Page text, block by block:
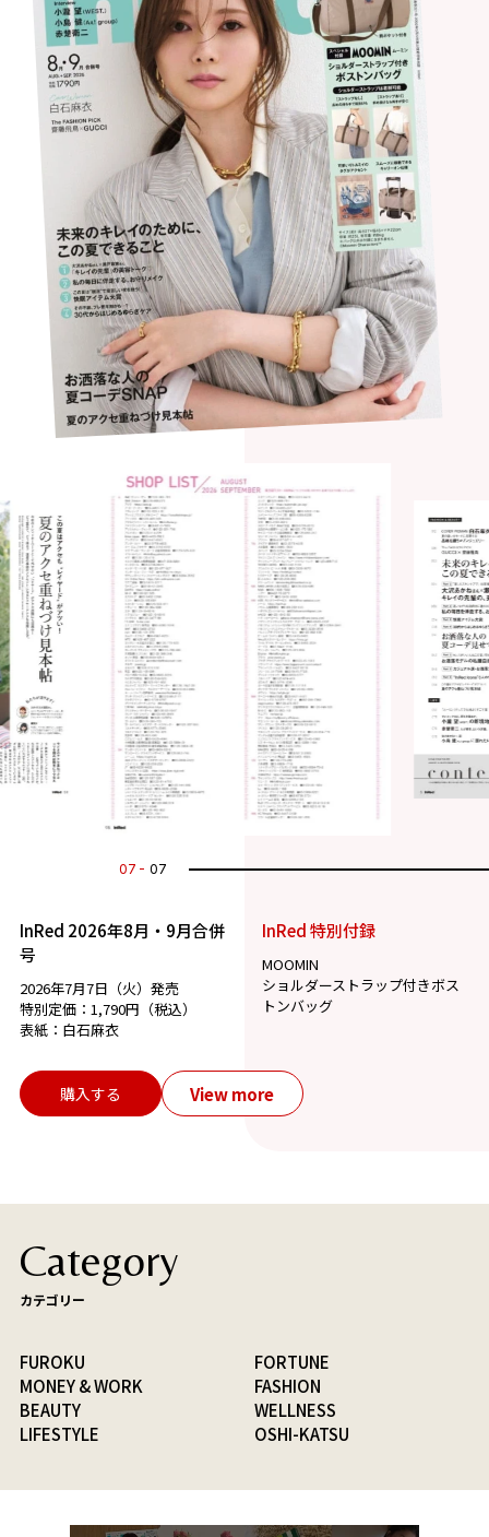
07 07
InRed 2026年8月・9月合併
号
2026年7月7日（火）発売
特別定価：1,790円（税込）
表紙：白石麻衣
InRed 特別付録
MOOMIN
ショルダーストラップ付きボス
トンバッグ
購入する View more
Category
カテゴリー
FUROKU
FORTUNE
MONEY & WORK
FASHION
BEAUTY
WELLNESS
LIFESTYLE
OSHI-KATSU